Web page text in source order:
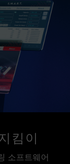
킴이
소프트웨어